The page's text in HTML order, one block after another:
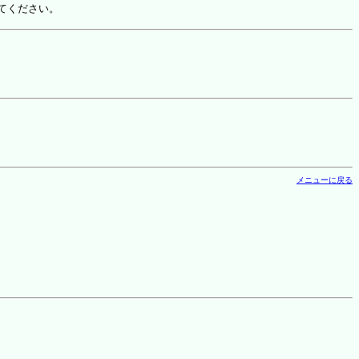
ださい。
メニューに戻る